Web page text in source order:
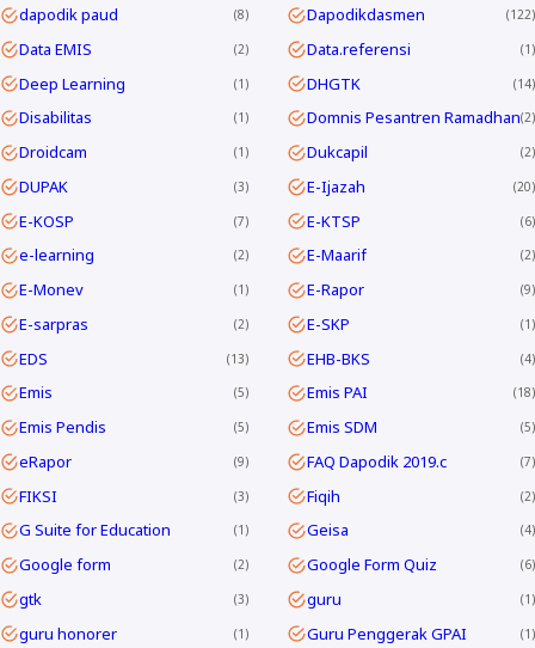
dapodik paud 8 Dapodikdasmen 122
Data EMIS 2 Data.referensi 1
Deep Learning 1 DHGTK 14
Disabilitas 1 Domnis Pesantren Ramadhan 2
Droidcam 1 Dukcapil 2
DUPAK 3 E-Ijazah 20
E-KOSP 7 E-KTSP 6
e-learning 2 E-Maarif 2
E-Monev 1 E-Rapor 9
E-sarpras 2 E-SKP 1
EDS 13 EHB-BKS 4
Emis 5 Emis PAI 18
Emis Pendis 5 Emis SDM 5
eRapor 9 FAQ Dapodik 2019.c 7
FIKSI 3 Fiqih 2
G Suite for Education 1 Geisa 4
Google form 2 Google Form Quiz 6
gtk 3 guru 1
guru honorer 1 Guru Penggerak GPAI 1